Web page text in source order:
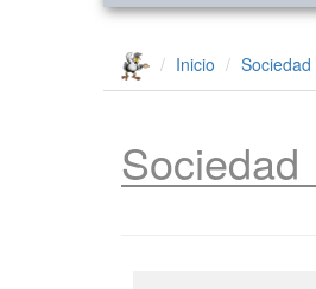
Inicio Sociedad
Sociedad